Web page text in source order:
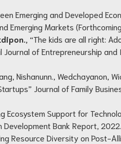
Emerging and Developed
Emerging Markets
“The kids are all right:
of Entrepreneurship
Nishanunn., Wedchayanon,
Journal of Family
Ecosystem Support for
Bank Report,
Resource Diversity on Post-